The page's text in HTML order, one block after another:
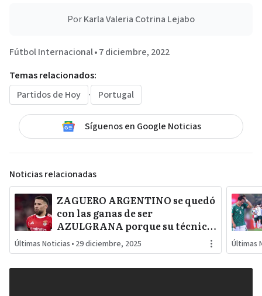
PorKarla Valeria Cotrina Lejabo
Fútbol Internacional•7 diciembre, 2022
Temas relacionados:
Partidos de Hoy
· Portugal
Síguenos en Google Noticias
Noticias relacionadas
ZAGUERO ARGENTINO se quedó
con las ganas de ser
AZULGRANA porque su técnico
le puso CANDADO a los rumores
y especulaciones
Últimas Noticias • 29 diciembre, 2025 Últimas